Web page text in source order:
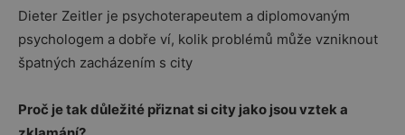
Dieter Zeitler je psychoterapeutem a diplomovaným
psychologem a dobře ví, kolik problémů může vzniknout
špatných zacházením s city
Proč je tak důležité přiznat si city jako jsou vztek a